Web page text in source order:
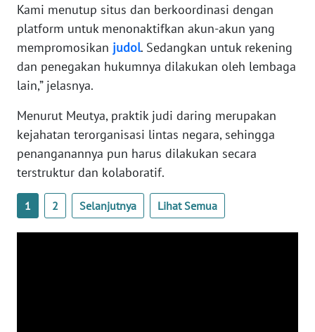
Kami menutup situs dan berkoordinasi dengan
platform untuk menonaktifkan akun-akun yang
mempromosikan judol. Sedangkan untuk rekening
dan penegakan hukumnya dilakukan oleh lembaga
lain,” jelasnya.
Menurut Meutya, praktik judi daring merupakan
kejahatan terorganisasi lintas negara, sehingga
penanganannya pun harus dilakukan secara
terstruktur dan kolaboratif.
1 2 Selanjutnya Lihat Semua
RIAU
WN
WN
JAMBI
WN
SULTRA